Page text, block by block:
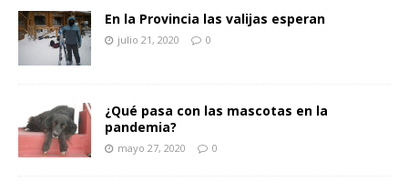
En la Provincia las valijas esperan
julio 21, 2020 0
¿Qué pasa con las mascotas en la
pandemia?
mayo 27, 2020 0